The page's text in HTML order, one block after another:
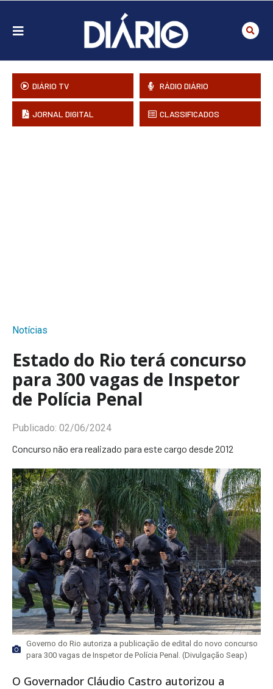
DIÁRIO TV RÁDIO DIÁRIO
JORNAL DIGITAL CLASSIFICADOS
Notícias
Estado do Rio terá concurso
para 300 vagas de Inspetor
de Polícia Penal
Publicado: 02/06/2024
Concurso não era realizado para este cargo desde 2012
Governo do Rio autoriza a publicação de edital do novo concurso
para 300 vagas de Inspetor de Polícia Penal. (Divulgação Seap)
O Governador Cláudio Castro autorizou a